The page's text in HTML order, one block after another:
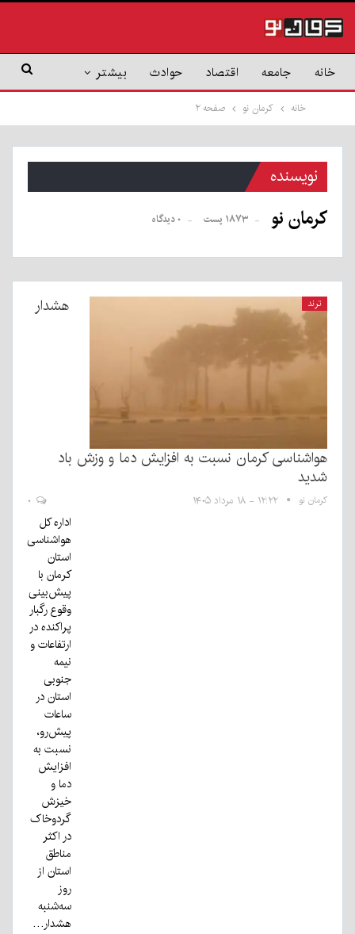
خانه جامعه اقتصاد حوادث بیشتر
خانه کرمان نو صفحه ۲
نویسنده
کرمان نو ۱۸۷۳ پست ۰ دیدگاه
ترند هشدار
هواشناسی کرمان نسبت به افزایش دما و وزش باد
شدید
کرمان نو ۱۲:۲۲ - ۱۸ مرداد ۱۴۰۵
اداره کل
هواشناسی
استان
کرمان با
پیش‌بینی
وقوع رگبار
پراکنده در
ارتفاعات و
نیمه
جنوبی
استان در
ساعات
پیش‌رو،
نسبت به
افزایش
دما و
خیزش
گردوخاک
در اکثر
مناطق
استان از
روز
سه‌شنبه
هشدار…